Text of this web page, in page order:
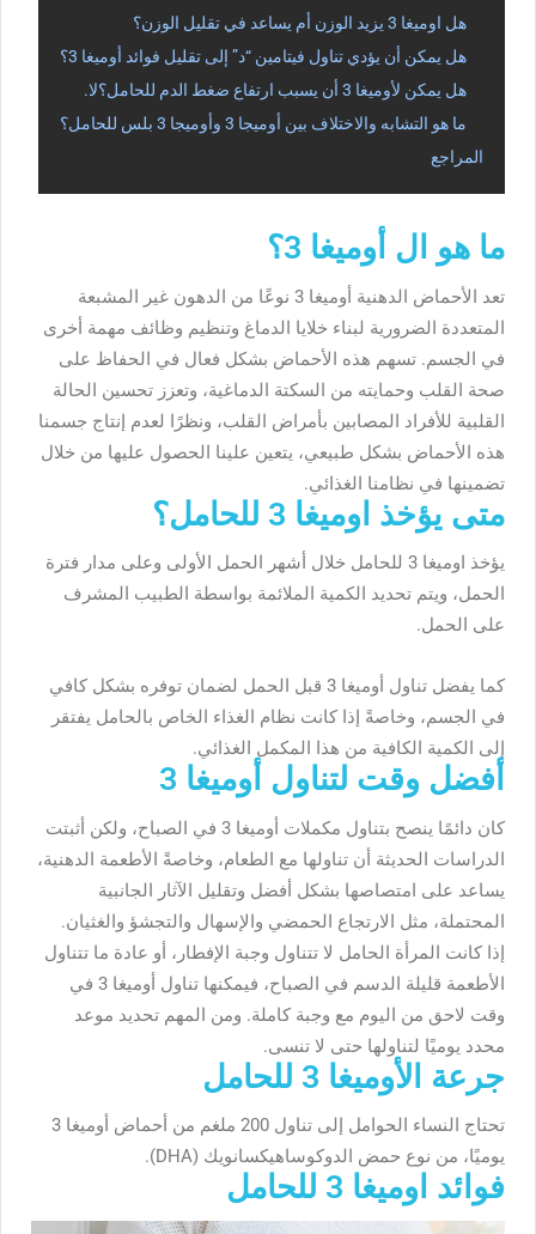
هل اوميغا 3 يزيد الوزن أم يساعد في تقليل الوزن؟
هل يمكن أن يؤدي تناول فيتامين “د” إلى تقليل فوائد أوميغا 3؟
هل يمكن لأوميغا 3 أن يسبب ارتفاع ضغط الدم للحامل؟لا.
ما هو التشابه والاختلاف بين أوميجا 3 وأوميجا 3 بلس للحامل؟
المراجع
ما هو ال أوميغا 3؟
تعد الأحماض الدهنية أوميغا 3 نوعًا من الدهون غير المشبعة
المتعددة الضرورية لبناء خلايا الدماغ وتنظيم وظائف مهمة أخرى
في الجسم. تسهم هذه الأحماض بشكل فعال في الحفاظ على
صحة القلب وحمايته من السكتة الدماغية، وتعزز تحسين الحالة
القلبية للأفراد المصابين بأمراض القلب، ونظرًا لعدم إنتاج جسمنا
هذه الأحماض بشكل طبيعي، يتعين علينا الحصول عليها من خلال
تضمينها في نظامنا الغذائي.
متى يؤخذ اوميغا 3 للحامل؟
يؤخذ اوميغا 3 للحامل خلال أشهر الحمل الأولى وعلى مدار فترة
الحمل، ويتم تحديد الكمية الملائمة بواسطة الطبيب المشرف
على الحمل.
كما يفضل تناول أوميغا 3 قبل الحمل لضمان توفره بشكل كافي
في الجسم، وخاصةً إذا كانت نظام الغذاء الخاص بالحامل يفتقر
إلى الكمية الكافية من هذا المكمل الغذائي.
أفضل وقت لتناول أوميغا 3
كان دائمًا ينصح بتناول مكملات أوميغا 3 في الصباح، ولكن أثبتت
الدراسات الحديثة أن تناولها مع الطعام، وخاصةً الأطعمة الدهنية،
يساعد على امتصاصها بشكل أفضل وتقليل الآثار الجانبية
المحتملة، مثل الارتجاع الحمضي والإسهال والتجشؤ والغثيان.
إذا كانت المرأة الحامل لا تتناول وجبة الإفطار، أو عادة ما تتناول
الأطعمة قليلة الدسم في الصباح، فيمكنها تناول أوميغا 3 في
وقت لاحق من اليوم مع وجبة كاملة. ومن المهم تحديد موعد
محدد يوميًا لتناولها حتى لا تنسى.
جرعة الأوميغا 3 للحامل
تحتاج النساء الحوامل إلى تناول 200 ملغم من أحماض أوميغا 3
يوميًا، من نوع حمض الدوكوساهيكسانويك (DHA).
فوائد اوميغا 3 للحامل